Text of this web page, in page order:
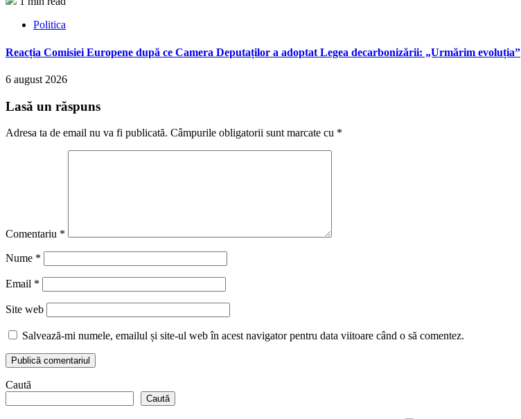
Politica
Reacția Comisiei Europene după ce Camera Deputaților a adoptat Legea decarbonizării: „Urmărim evoluția”
6 august 2026
Lasă un răspuns
Adresa ta de email nu va fi publicată. Câmpurile obligatorii sunt marcate cu *
Comentariu *
Nume *
Email *
Site web
Salvează-mi numele, emailul și site-ul web în acest navigator pentru data viitoare când o să comentez.
Caută
Caută